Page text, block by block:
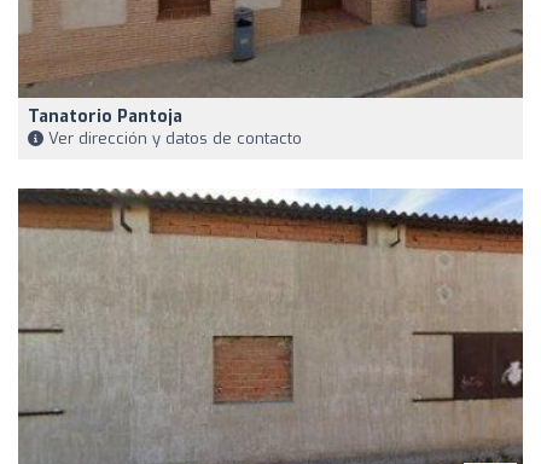
Tanatorio Pantoja
Ver dirección y datos de contacto